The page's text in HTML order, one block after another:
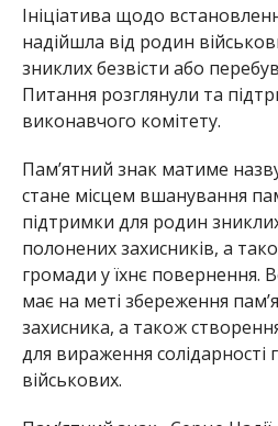
Ініціатива щодо
надійшла від родин
зниклих безвісти або
Питання розглянули та
виконавчого комітету.
Пам’ятний знак матиме
стане місцем вшанування
підтримки для родин
полонених захисників, а
громади у їхнє повернення.
має на меті збереження
захисника, а також
для вираження
військових.